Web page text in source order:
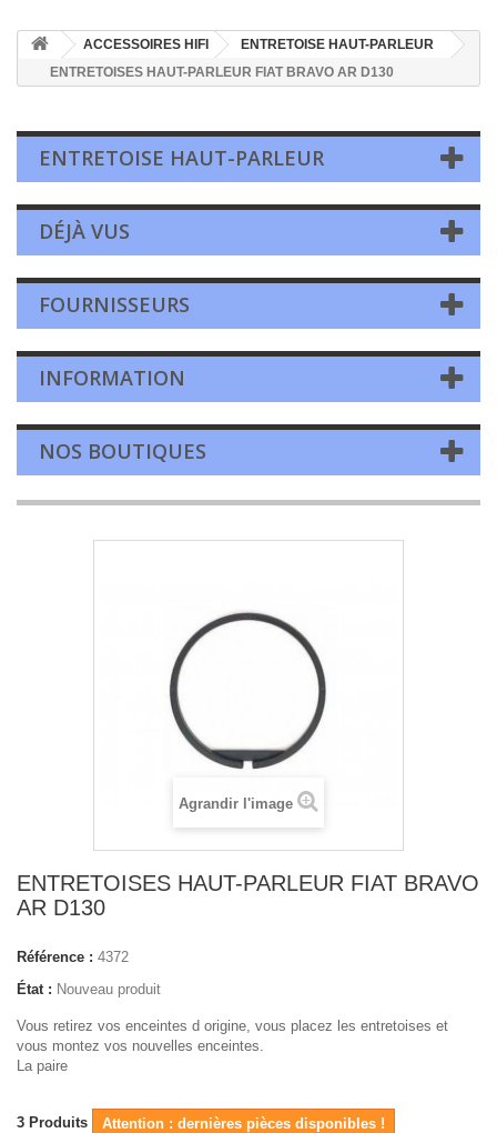
ACCESSOIRES HIFI
ENTRETOISE HAUT-PARLEUR
ENTRETOISES HAUT-PARLEUR FIAT BRAVO AR D130
ENTRETOISE HAUT-PARLEUR
DÉJÀ VUS
FOURNISSEURS
INFORMATION
NOS BOUTIQUES
Agrandir l'image
ENTRETOISES HAUT-PARLEUR FIAT BRAVO
AR D130
Référence : 4372
État : Nouveau produit
Vous retirez vos enceintes d origine, vous placez les entretoises et
vous montez vos nouvelles enceintes.
La paire
3 Produits Attention : dernières pièces disponibles !